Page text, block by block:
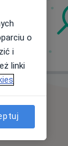
o
i
linki